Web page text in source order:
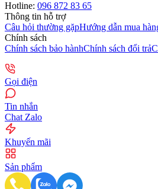
Hotline: 096 872 83 65
Thông tin hỗ trợ
Câu hỏi thường gặpHướng dẫn mua
Chính sách
Chính sách bảo hànhChính sách đổi trả
Gọi điện
Tin nhắn
Chat Zalo
Khuyến mãi
Sản phẩm